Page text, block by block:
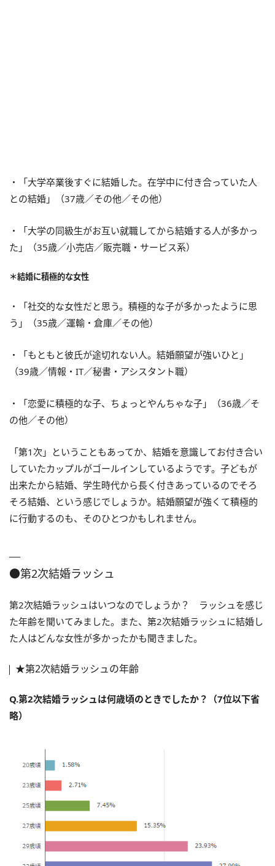
・「大学卒業後すぐに結婚した。在学中に付き合っていた人
との結婚」（37歳／その他／その他）
・「大学の同級生がお互い就職してから結婚する人が多かっ
た」（35歳／小売店／販売職・サービス系）
＊結婚に積極的な女性
・「社交的な女性だと思う。積極的な子が多かったように思
う」（35歳／運輸・倉庫／その他）
・「もともと彼氏が途切れない人。結婚願望が強いひと」
（39歳／情報・IT／秘書・アシスタント職）
・「恋愛に積極的な子、ちょっとやんちゃな子」（36歳／そ
の他／その他）
「第1次」ということもあってか、結婚を意識してお付き合い
していたカップルがゴールインしているようです。子どもが
出来たから結婚、学生時代から長く付きあっているのでそろ
そろ結婚、という感じでしょうか。結婚願望が強くて積極的
に行動するのも、そのひとつかもしれません。
●第2次結婚ラッシュ
第2次結婚ラッシュはいつなのでしょうか？ ラッシュを感じ
た年齢を聞いてみました。また、第2次結婚ラッシュに結婚し
た人はどんな女性が多かったかも聞きました。
★第2次結婚ラッシュの年齢
Q.第2次結婚ラッシュは何歳頃のときでしたか？（7位以下省
略）